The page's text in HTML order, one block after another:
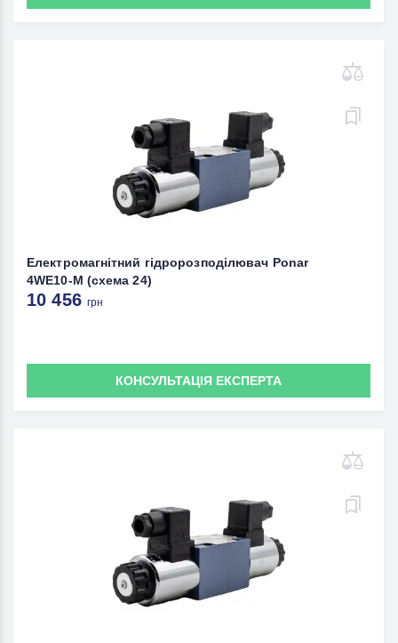
Електромагнітний гідророзподілювач Ponar
4WE10-M (схема 24)
10 456грн
КОНСУЛЬТАЦІЯ ЕКСПЕРТА